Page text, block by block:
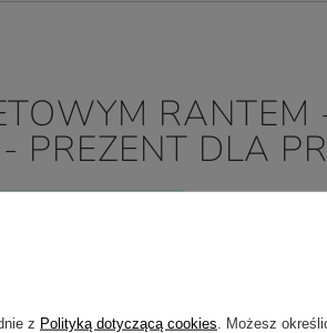
PREZENT DLA
z Polityką dotyczącą cookies . Możesz